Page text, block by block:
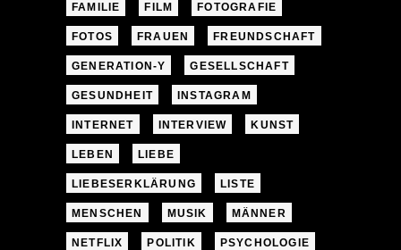
FAMILIE FILM FOTOGRAFIE
FOTOS FRAUEN FREUNDSCHAFT
GENERATION-Y GESELLSCHAFT
GESUNDHEIT INSTAGRAM
INTERNET INTERVIEW KUNST
LEBEN LIEBE
LIEBESERKLÄRUNG LISTE
MENSCHEN MUSIK MÄNNER
NETFLIX POLITIK PSYCHOLOGIE